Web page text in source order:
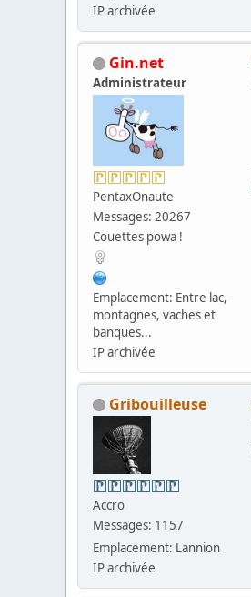
IP archivée
Gin.net
Administrateur
PentaxOnaute
Messages: 20267
Couettes powa !
Emplacement: Entre lac,
montagnes, vaches et
banques...
IP archivée
Gribouilleuse
Accro
Messages: 1157
Emplacement: Lannion
IP archivée